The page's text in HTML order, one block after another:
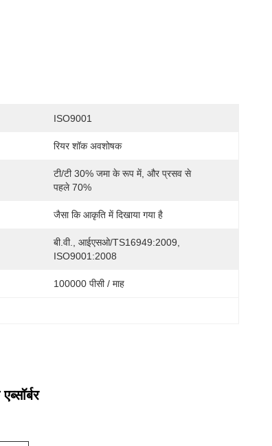
ISO9001
रियर शॉक अवशोषक
टी/टी 30% जमा के रूप में, और प्रसव से
पहले 70%
जैसा कि आकृति में दिखाया गया है
बी.वी., आईएसओ/TS16949:2009,
ISO9001:2008
100000 पीसी / माह